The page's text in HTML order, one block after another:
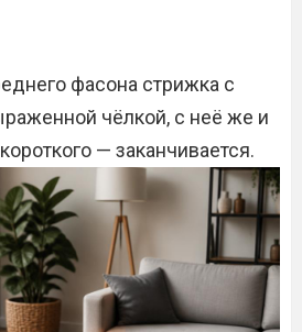
фасона стрижка с
чёлкой, с неё же и
— заканчивается.